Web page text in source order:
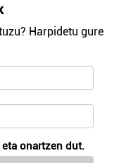
Harpidetu gure
onartzen dut.